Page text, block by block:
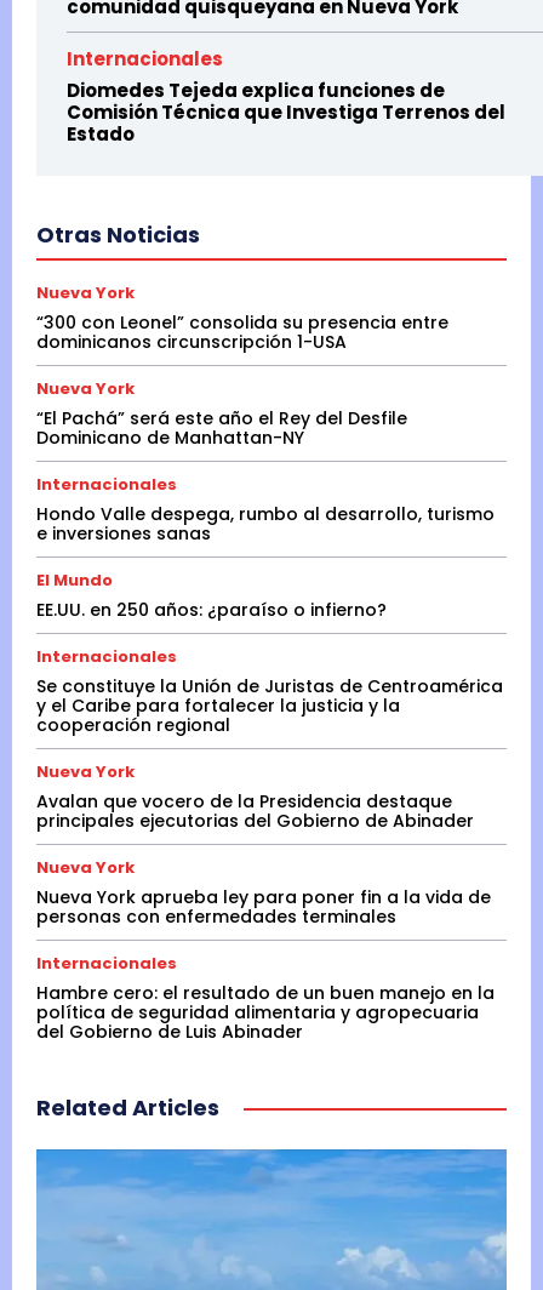
comunidad quisqueyana en Nueva York
Internacionales
Diomedes Tejeda explica funciones de
Comisión Técnica que Investiga Terrenos del
Estado
Otras Noticias
Nueva York
“300 con Leonel” consolida su presencia entre
dominicanos circunscripción 1-USA
Nueva York
“El Pachá” será este año el Rey del Desfile
Dominicano de Manhattan-NY
Internacionales
Hondo Valle despega, rumbo al desarrollo, turismo
e inversiones sanas
El Mundo
EE.UU. en 250 años: ¿paraíso o infierno?
Internacionales
Se constituye la Unión de Juristas de Centroamérica
y el Caribe para fortalecer la justicia y la
cooperación regional
Nueva York
Avalan que vocero de la Presidencia destaque
principales ejecutorias del Gobierno de Abinader
Nueva York
Nueva York aprueba ley para poner fin a la vida de
personas con enfermedades terminales
Internacionales
Hambre cero: el resultado de un buen manejo en la
política de seguridad alimentaria y agropecuaria
del Gobierno de Luis Abinader
Related Articles